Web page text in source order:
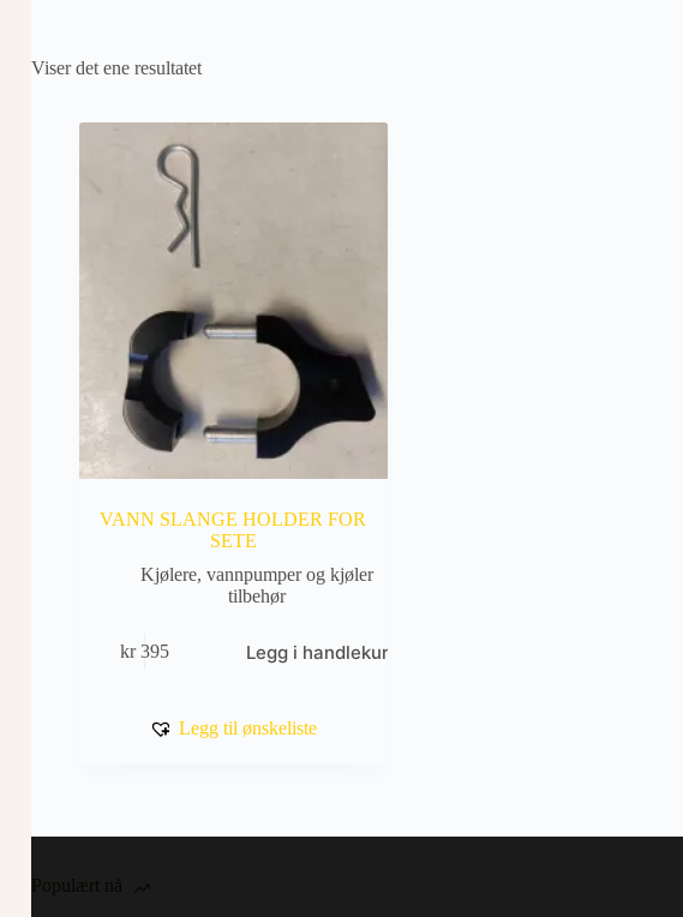
Viser det ene resultatet
VANN SLANGE HOLDER FOR
SETE
Kjølere, vannpumper og kjøler
tilbehør
kr395 Legg i handlekurv
Legg til ønskeliste
Populært nå